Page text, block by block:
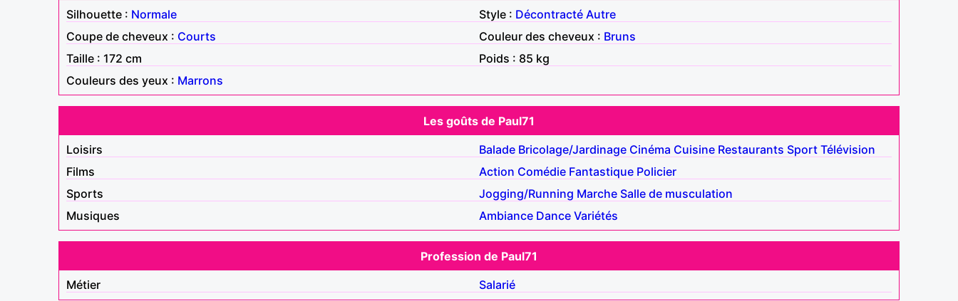
Silhouette : Normale Style : Décontracté Autre
Coupe de cheveux : Courts Couleur des cheveux : Bruns
Taille : 172 cm
Poids : 85 kg
Couleurs des yeux : Marrons
Les goûts de Paul71
Loisirs
Balade Bricolage/Jardinage Cinéma Cuisine Restaurants Sport Télévision
Films
Action Comédie Fantastique Policier
Sports
Jogging/Running Marche Salle de musculation
Musiques
Ambiance Dance Variétés
Profession de Paul71
Métier
Salarié